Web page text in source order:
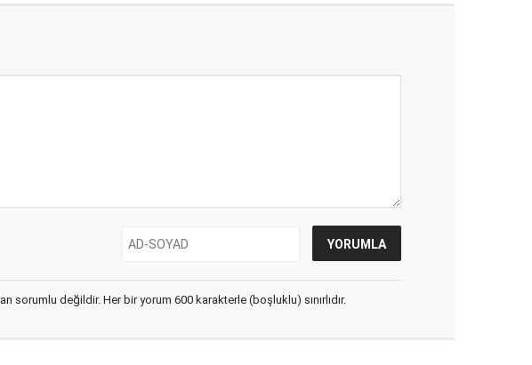
sorumlu değildir. Her bir yorum 600 karakterle (boşluklu) sınırlıdır.